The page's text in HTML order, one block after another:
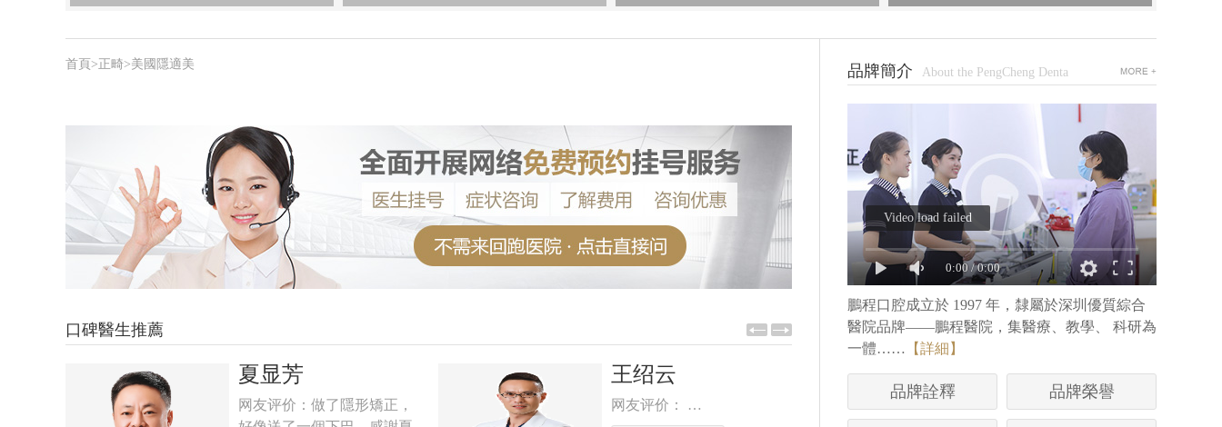
首頁 > 正畸>美國隱適美
口碑醫生推薦
王绍云
网友评价： …
杜威
网友评价： …
秦信陽
品牌簡介 About the PengCheng Denta
0:00/0:00
Video load failed
鵬程口腔成立於 1997 年，隸屬於深圳優質綜合
醫院品牌——鵬程醫院，集醫療、教學、 科研為
一體……
【詳細】
品牌詮釋 品牌榮譽